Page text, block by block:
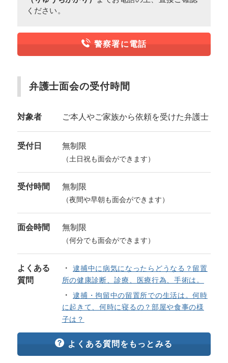
ください。
警察署に電話
弁護士面会の受付時間
対象者 ご本人やご家族から依頼を受けた弁護士
受付日 無制限
（土日祝も面会ができます）
受付時間 無制限
（夜間や早朝も面会ができます）
面会時間 無制限
（何分でも面会ができます）
よくある
質問
逮捕中に病気になったらどうなる？留置
所の健康診断、診療、医療行為、手術は。
逮捕・拘留中の留置所での生活は。何時
に起きて、何時に寝るの？部屋や食事の様
子は？
よくある質問をもっとみる